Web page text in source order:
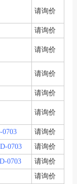
请询价
请询价
请询价
请询价
请询价
请询价
0703 请询价
0703
请询价
0703
请询价
请询价